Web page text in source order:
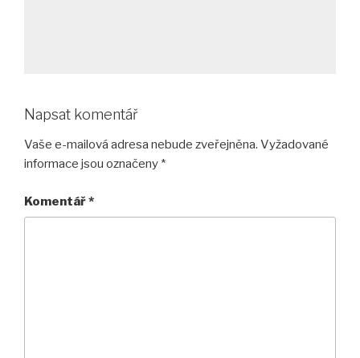
Napsat komentář
Vaše e-mailová adresa nebude zveřejněna. Vyžadované
informace jsou označeny *
Komentář*